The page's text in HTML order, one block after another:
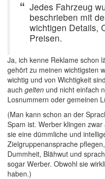
Jedes Fahrzeug
beschrieben mit
wichtigen Details,
Preisen.
Ja, ich kenne Reklame schon
gehört zu meinen wichtigsten
wichtig und von Wichtigkeit
auch gelten und nicht einfach
Losnummern oder gemeinen
(Man kann schon an der
Spam ist. Werber klingen
sie eine dümmliche und
Zielgruppenansprache
Dummheit, Blähwut und
sogar Werber. Obwohl sie
haben.)